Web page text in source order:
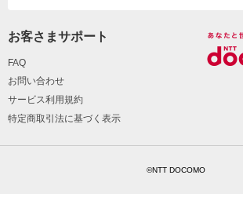
お客さまサポート
FAQ
お問い合わせ
サービス利用規約
特定商取引法に基づく表示
©NTT DOCOMO